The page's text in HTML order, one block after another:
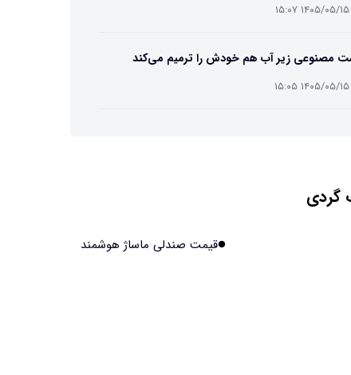
۱۴۰۵/۰۵/۱۵ ۱۵:۰۷
مصنوعی زیر آب هم خودش را ترمیم می‌کند
۱۴۰۵/۰۵/۱۵ ۱۵:۰۵
فضایی چین به مرحله برداشت رسید
قیمت صندلی ماساژ هوشمند